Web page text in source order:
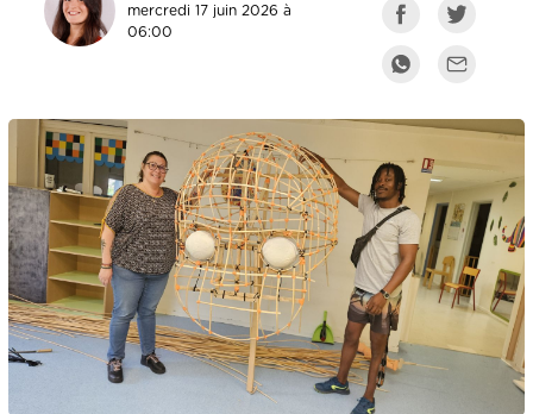
mercredi 17 juin 2026 à
06:00